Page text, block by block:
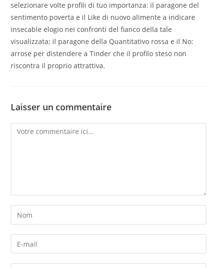
selezionare volte profili di tuo importanza: il paragone del
sentimento poverta e il Like di nuovo alimente a indicare
insecable elogio nei confronti del fianco della tale
visualizzata; il paragone della Quantitativo rossa e il No:
arrose per distendere a Tinder che il profilo steso non
riscontra il proprio attrattiva.
Laisser un commentaire
Comment
Enter
your
name
Enter
your
email